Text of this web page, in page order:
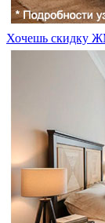
Хочешь скидку